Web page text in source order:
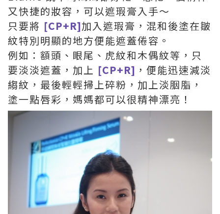
又快捷的妝容，可以遮瑕膏入手～
只要將 [CP+R]加入遮瑕膏，混和後塗在皺
紋特別明顯的地方便能遮蓋倦容。
例如：額頭、眼尾、虎紋和木偶紋等，只
要淡淡遮蓋，加上 [CP+R] ，便能迅速減淡
縐紋，最後輕輕掃上碎粉，加上淡胭脂，
塗一點唇彩，媽媽都可以很精神漂亮！